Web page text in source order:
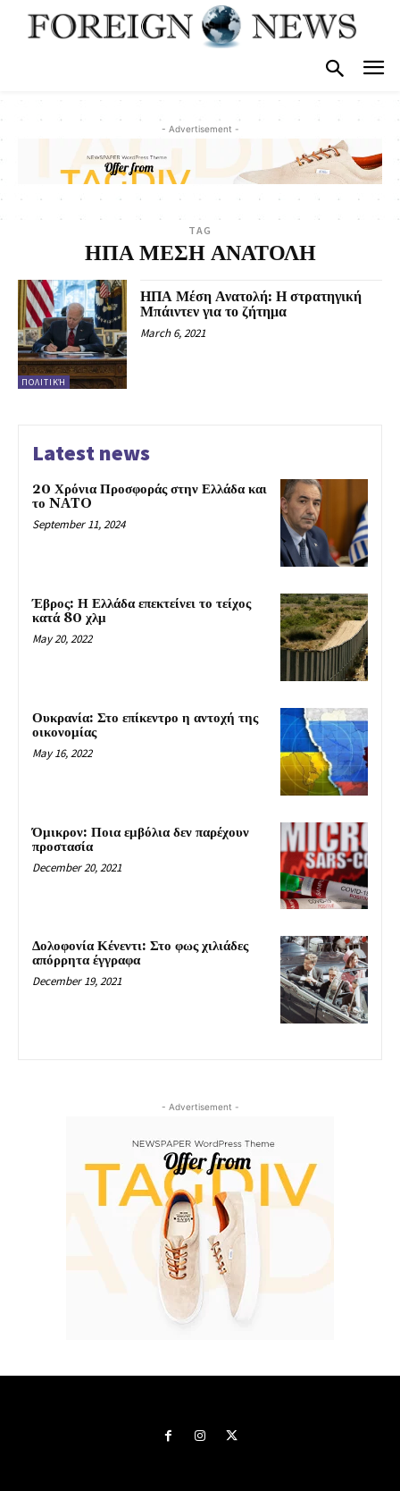
- Advertisement -
TAG
ΗΠΑ ΜΕΣΗ ΑΝΑΤΟΛΗ
ΠΟΛΙΤΙΚΉ
ΗΠΑ Μέση Ανατολή: Η στρατηγική
Μπάιντεν για το ζήτημα
March 6, 2021
Latest news
20 Χρόνια Προσφοράς στην Ελλάδα και
το NATO
September 11, 2024
Έβρος: Η Ελλάδα επεκτείνει το τείχος
κατά 80 χλμ
May 20, 2022
Ουκρανία: Στο επίκεντρο η αντοχή της
οικονομίας
May 16, 2022
Όμικρον: Ποια εμβόλια δεν παρέχουν
προστασία
December 20, 2021
Δολοφονία Κένεντι: Στο φως χιλιάδες
απόρρητα έγγραφα
December 19, 2021
- Advertisement -